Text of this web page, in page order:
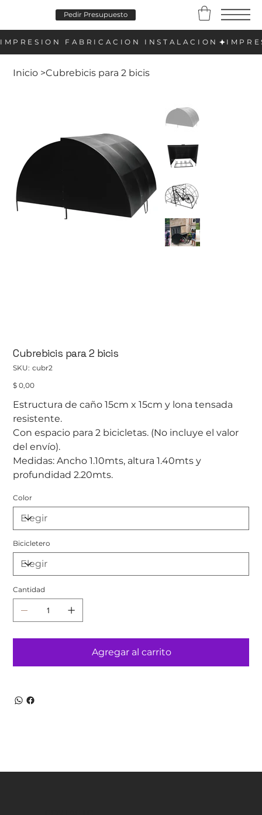
Pedir Presupuesto
Inicio >Cubrebicis para 2 bicis
Cubrebicis para 2 bicis
SKU: SKU
cubr2
cubr2
Precio
$ 0,00
Estructura de caño 15cm x 15cm y lona tensada
resistente.
Con espacio para 2 bicicletas. (No incluye el valor
del envío).
Medidas: Ancho 1.10mts, altura 1.40mts y
profundidad 2.20mts.
Color
Bicicletero
Cantidad
Agregar al carrito